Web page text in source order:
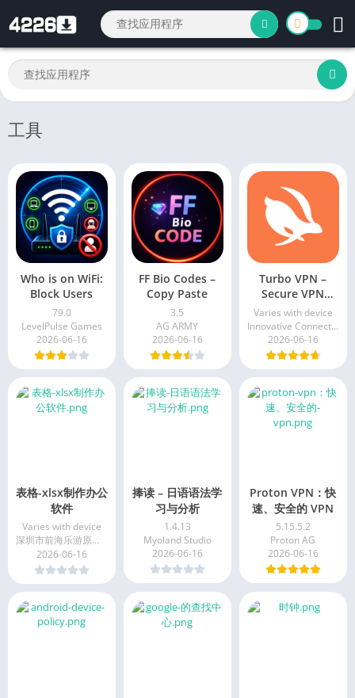
工具
Who is on WiFi:
Block Users
79.0
LevelPulse Games
2026-06-16
FF Bio Codes –
Copy Paste
3.5
AG ARMY
2026-06-16
Turbo VPN –
Secure VPN
Proxy
Varies with device
Innovative Connecting
2026-06-16
表格-xlsx制作办公
软件
Varies with device
深圳市前海乐游原网络技术有限公司
2026-06-16
捧读 – 日语语法学
习与分析
1.4.13
Myoland Studio
2026-06-16
Proton VPN：快
速、安全的 VPN
5.15.5.2
Proton AG
2026-06-16